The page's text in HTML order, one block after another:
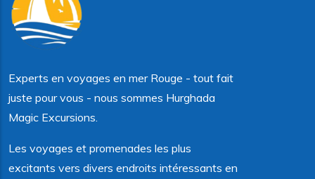
Experts en voyages en mer Rouge - tout fait
juste pour vous - nous sommes Hurghada
Magic Excursions.
Les voyages et promenades les plus
excitants vers divers endroits intéressants en